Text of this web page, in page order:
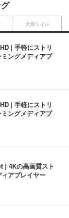
| 手軽にストリ
ングメディアプ
| 手軽にストリ
ングメディアプ
4Kの高画質スト
アプレイヤー
犬用トイレ